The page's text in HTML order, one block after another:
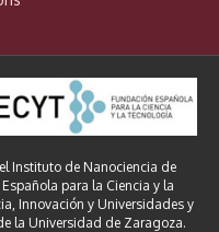
Instituto de Nanociencia de
para la Ciencia y la
Innovación y Universidades y
la Universidad de Zaragoza.